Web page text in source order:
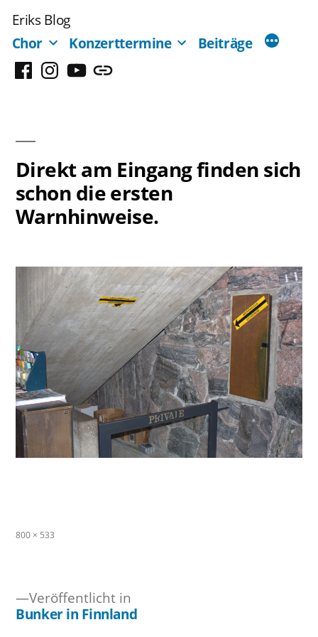
Inhalt
springen
Eriks Blog
Chor
Konzerttermine Beiträge
FacebookInstagram
YouTubeMastodon
Direkt am Eingang finden sich
schon die ersten
Warnhinweise.
Originalgröße
800 × 533
Veröffentlicht in
Bunker in Finnland